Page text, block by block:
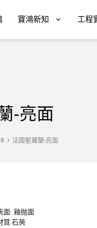
寶鴻新知 工程
-亮面
法國聖羅蘭-亮面
面: 釉抛面
質:石英